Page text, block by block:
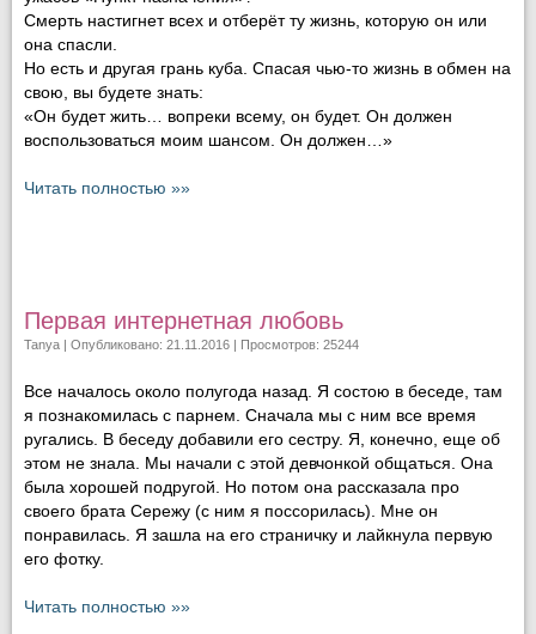
Смерть настигнет всех и отберёт ту жизнь, которую он или
она спасли.
Но есть и другая грань куба. Спасая чью-то жизнь в обмен на
свою, вы будете знать:
«Он будет жить… вопреки всему, он будет. Он должен
воспользоваться моим шансом. Он должен…»
Читать полностью »»
Первая интернетная любовь
Tanya | Опубликовано: 21.11.2016 | Просмотров: 25244
Все началось около полугода назад. Я состою в беседе, там
я познакомилась с парнем. Сначала мы с ним все время
ругались. В беседу добавили его сестру. Я, конечно, еще об
этом не знала. Мы начали с этой девчонкой общаться. Она
была хорошей подругой. Но потом она рассказала про
своего брата Сережу (с ним я поссорилась). Мне он
понравилась. Я зашла на его страничку и лайкнула первую
его фотку.
Читать полностью »»